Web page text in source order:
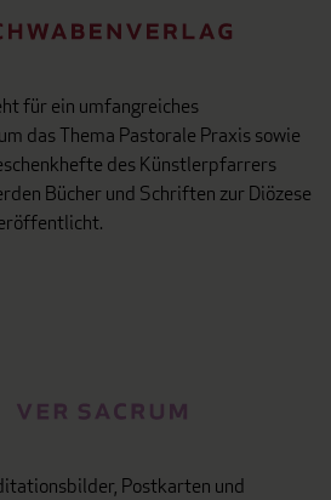
für ein umfangreiches
das Thema Pastorale Praxis sowie
des Künstlerpfarrers
Bücher und Schriften zur Diözese
Postkarten und